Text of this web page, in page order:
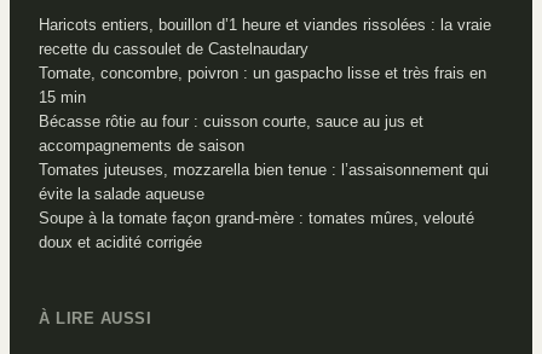
Haricots entiers, bouillon d’1 heure et viandes rissolées : la vraie
recette du cassoulet de Castelnaudary
Tomate, concombre, poivron : un gaspacho lisse et très frais en
15 min
Bécasse rôtie au four : cuisson courte, sauce au jus et
accompagnements de saison
Tomates juteuses, mozzarella bien tenue : l’assaisonnement qui
évite la salade aqueuse
Soupe à la tomate façon grand-mère : tomates mûres, velouté
doux et acidité corrigée
À LIRE AUSSI